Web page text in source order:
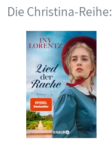
Die Christina-Reihe: